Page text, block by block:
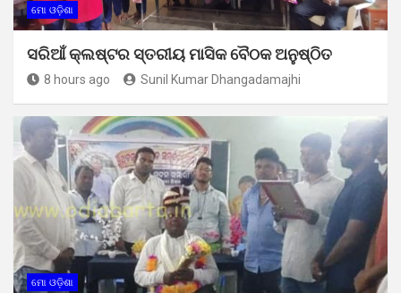
ମୋ ଓଡ଼ିଶା
ସରିଆଁ କ୍ଲଷ୍ଟର ସ୍ତରୀୟ ମାସିକ ବୈଠକ ଅନୁଷ୍ଠିତ
8 hours ago Sunil Kumar Dhangadamajhi
ମୋ ଓଡ଼ିଶା